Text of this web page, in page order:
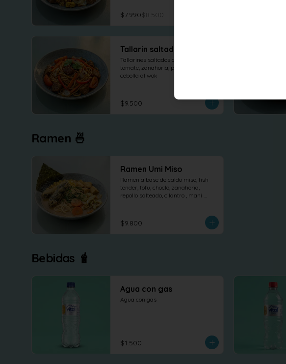
$7.990$8.500
Tallarin saltado
Tallarines saltados con seitan,
tomate, zanahoria, pimentón y
cebolla al wok
$9.500
Ramen 🍜
Ramen Umi Miso
Ramen a base de caldo miso, fish
tender, tofu, choclo, zanahoria,
repollo salteado, cilantro , maní
$9.800
Bebidas 🧋
Agua con gas
Agua con gas
$1.500